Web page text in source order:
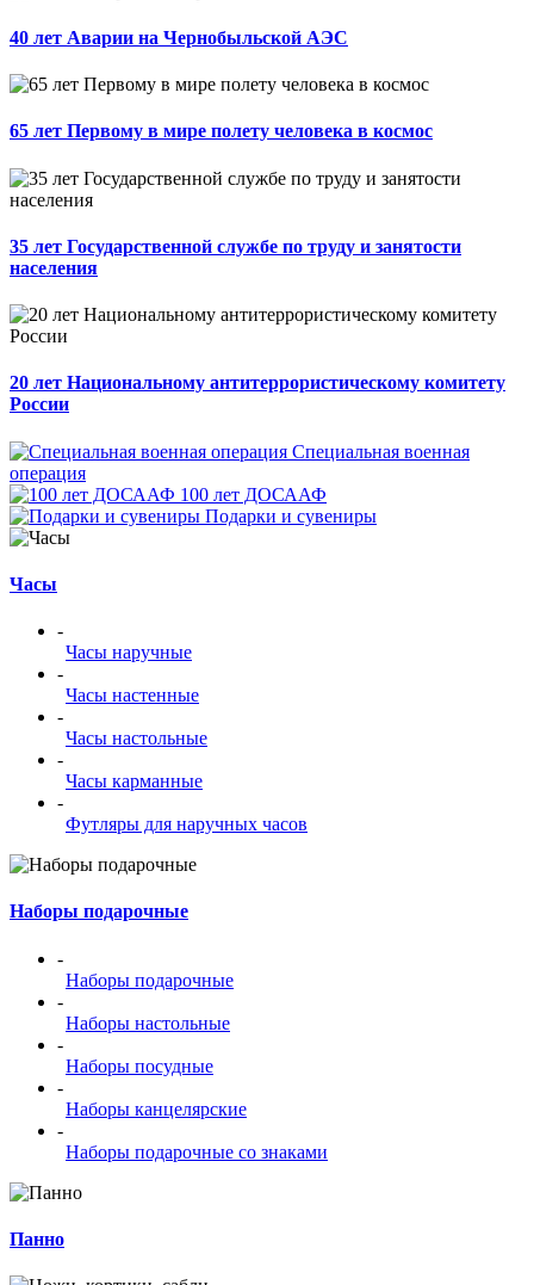
40 лет Аварии на Чернобыльской АЭС
65 лет Первому в мире полету человека в космос
35 лет Государственной службе по труду и занятости
населения
20 лет Национальному антитеррористическому комитету
России
Специальная военная
операция
100 лет ДОСААФ
Подарки и сувениры
Часы
-
Часы наручные
-
Часы настенные
-
Часы настольные
-
Часы карманные
-
Футляры для наручных часов
Наборы подарочные
-
Наборы подарочные
-
Наборы настольные
-
Наборы посудные
-
Наборы канцелярские
-
Наборы подарочные со знаками
Панно